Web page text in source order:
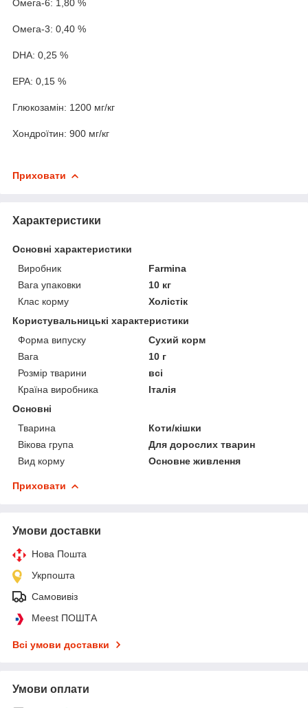
Омега-6: 1,80 %
Омега-3: 0,40 %
DHA: 0,25 %
EPA: 0,15 %
Глюкозамін: 1200 мг/кг
Хондроїтин: 900 мг/кг
Приховати
Характеристики
Основні характеристики
Виробник
Farmina
Вага упаковки
10 кг
Клас корму
Холістік
Користувальницькі характеристики
Форма випуску
Сухий корм
Вага
10 г
Розмір тварини
всі
Країна виробника
Італія
Основні
Тварина
Коти/кішки
Вікова група
Для дорослих тварин
Вид корму
Основне живлення
Приховати
Умови доставки
Нова Пошта
Укрпошта
Самовивіз
Meest ПОШТА
Всі умови доставки
Умови оплати